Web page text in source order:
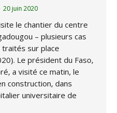
20 juin 2020
le chantier du centre
– plusieurs cas
sur place
Le président du Faso,
a visité ce matin, le
construction, dans
universitaire de